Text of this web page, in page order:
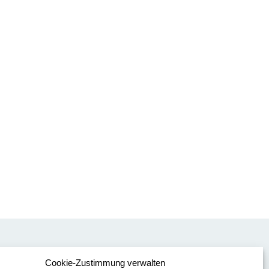
Cookie-Zustimmung verwalten